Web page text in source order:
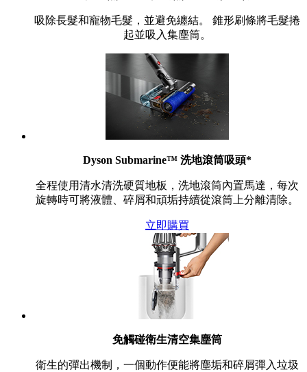
吸除長髮和寵物毛髮，並避免纏結。 錐形刷條將毛髮捲
起並吸入集塵筒。
Dyson Submarine™ 洗地滾筒吸頭*
全程使用清水清洗硬質地板，洗地滾筒內置馬達，每次
旋轉時可將液體、碎屑和頑垢持續從滾筒上分離清除。
立即購買
免觸碰衛生清空集塵筒
衛生的彈出機制，一個動作便能將塵垢和碎屑彈入垃圾